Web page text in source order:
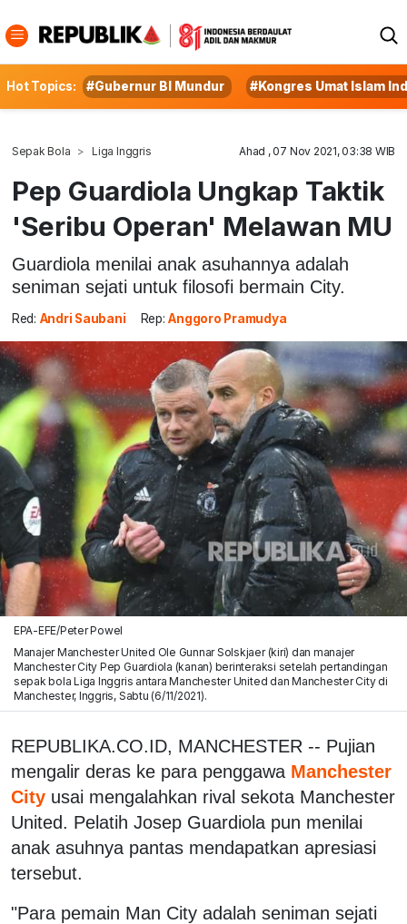
Hot Topics: #Gubernur BI Mundur #Kongres Umat Islam
Sepak Bola Liga Inggris Ahad , 07 Nov 2021, 03:38 WIB
Pep Guardiola Ungkap Taktik
'Seribu Operan' Melawan MU
Guardiola menilai anak asuhannya adalah
seniman sejati untuk filosofi bermain City.
Red: Andri Saubani Rep: Anggoro Pramudya
EPA-EFE/Peter Powel
Manajer Manchester United Ole Gunnar Solskjaer (kiri) dan manajer
Manchester City Pep Guardiola (kanan) berinteraksi setelah pertandingan
sepak bola Liga Inggris antara Manchester United dan Manchester City di
Manchester, Inggris, Sabtu (6/11/2021).
REPUBLIKA.CO.ID, MANCHESTER -- Pujian
mengalir deras ke para penggawa Manchester
City usai mengalahkan rival sekota Manchester
United. Pelatih Josep Guardiola pun menilai
anak asuhnya pantas mendapatkan apresiasi
tersebut.
"Para pemain Man City adalah seniman sejati